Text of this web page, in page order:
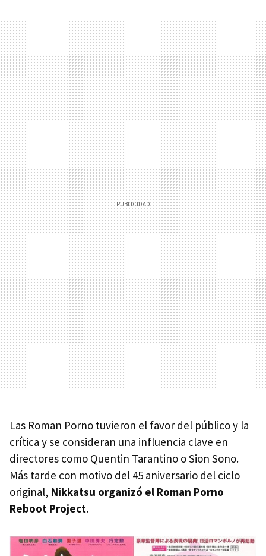
Las Roman Porno tuvieron el favor del público y la
crítica y se consideran una influencia clave en
directores como Quentin Tarantino o Sion Sono.
Más tarde con motivo del 45 aniversario del ciclo
original, Nikkatsu organizó el Roman Porno
Reboot Project.